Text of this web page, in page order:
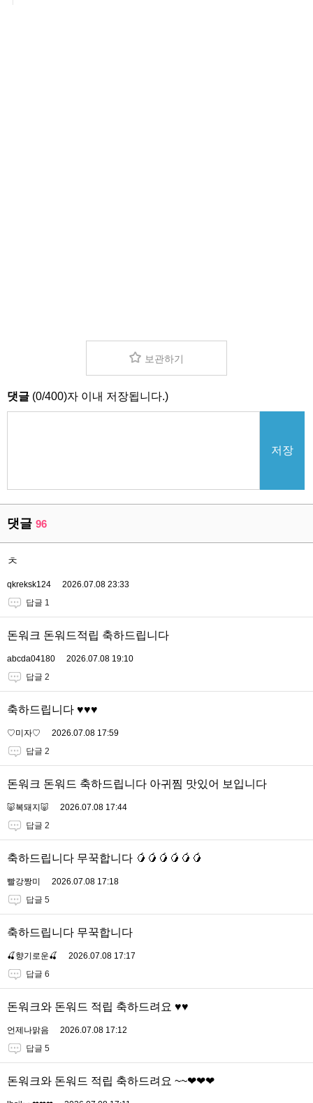
보관하기
댓글 (0/400)자 이내 저장됩니다.)
저장
댓글 96
ㅊ
qkreksk124
2026.07.08 23:33
답글 1
돈워크 돈워드적립 축하드립니다
abcda04180
2026.07.08 19:10
답글 2
축하드립니다 ♥️♥️♥️
♡미자♡
2026.07.08 17:59
답글 2
돈워크 돈워드 축하드립니다 아귀찜 맛있어 보입니다
🐷복돼지🐷
2026.07.08 17:44
답글 2
축하드립니다 무꾹합니다 🥭🥭🥭🥭🥭🥭
빨강짱미
2026.07.08 17:18
답글 5
축하드립니다 무꾹합니다
🍒향기로운🍒
2026.07.08 17:17
답글 6
돈워크와 돈워드 적립 축하드려요 ♥♥
언제나맑음
2026.07.08 17:12
답글 5
돈워크와 돈워드 적립 축하드려요 ~~❤❤❤